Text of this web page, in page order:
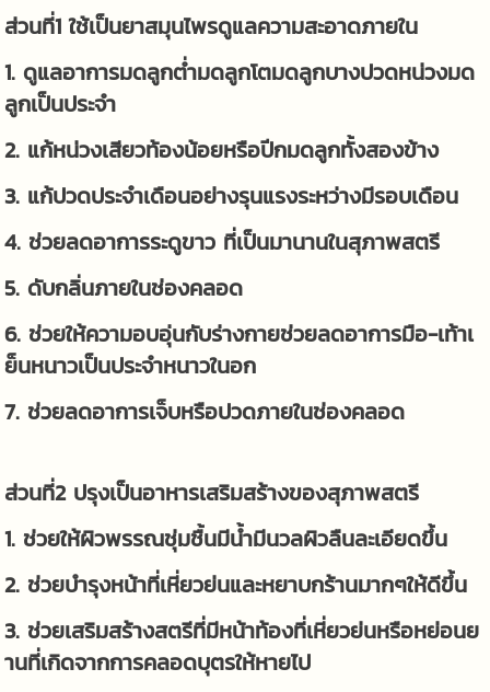
ส่วนที่1 ใช้เป็นยาสมุนไพรดูแลความสะอาดภายใน
1. ดูแลอาการมดลูกต่ำมดลูกโตมดลูกบางปวดหน่วงมด
ลูกเป็นประจำ
2. แก้หน่วงเสียวท้องน้อยหรือปีกมดลูกทั้งสองข้าง
3. แก้ปวดประจำเดือนอย่างรุนแรงระหว่างมีรอบเดือน
4. ช่วยลดอาการระดูขาว ที่เป็นมานานในสุภาพสตรี
5. ดับกลิ่นภายในช่องคลอด
6. ช่วยให้ความอบอุ่นกับร่างกายช่วยลดอาการมือ-เท้าเ
ย็นหนาวเป็นประจำหนาวในอก
7. ช่วยลดอาการเจ็บหรือปวดภายในช่องคลอด
ส่วนที่2 ปรุงเป็นอาหารเสริมสร้างของสุภาพสตรี
1. ช่วยให้ผิวพรรณชุ่มชื้นมีน้ำมีนวลผิวลืนละเอียดขึ้น
2. ช่วยบำรุงหน้าที่เหี่ยวย่นและหยาบกร้านมากๆให้ดีขึ้น
3. ช่วยเสริมสร้างสตรีที่มีหน้าท้องที่เหี่ยวย่นหรือหย่อนย
านที่เกิดจากการคลอดบุตรให้หายไป